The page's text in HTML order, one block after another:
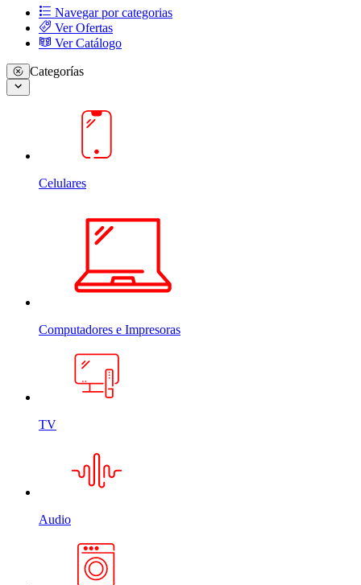
Navegar por categorias
Ver Ofertas
Ver Catálogo
Categorías
Celulares
Computadores e Impresoras
TV
Audio